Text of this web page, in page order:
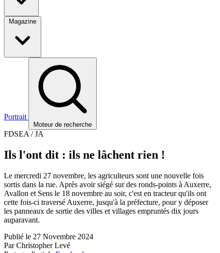
Magazine
Portrait
Moteur de recherche
FDSEA / JA
Ils l'ont dit : ils ne lâchent rien !
Le mercredi 27 novembre, les agriculteurs sont une nouvelle fois
sortis dans la rue. Après avoir siégé sur des ronds-points à Auxerre,
Avallon et Sens le 18 novembre au soir, c'est en tracteur qu'ils ont
cette fois-ci traversé Auxerre, jusqu'à la préfecture, pour y déposer
les panneaux de sortie des villes et villages empruntés dix jours
auparavant.
Publié le 27 Novembre 2024
Par Christopher Levé